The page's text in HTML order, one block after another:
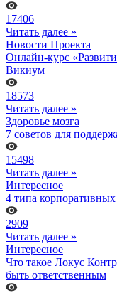
17406
Читать далее »
Новости Проекта
Онлайн-курс
Викиум
18573
Читать далее »
Здоровье мозга
7 советов для
15498
Читать далее »
Интересное
4 типа
2909
Читать далее »
Интересное
Что такое Локус
быть ответственным